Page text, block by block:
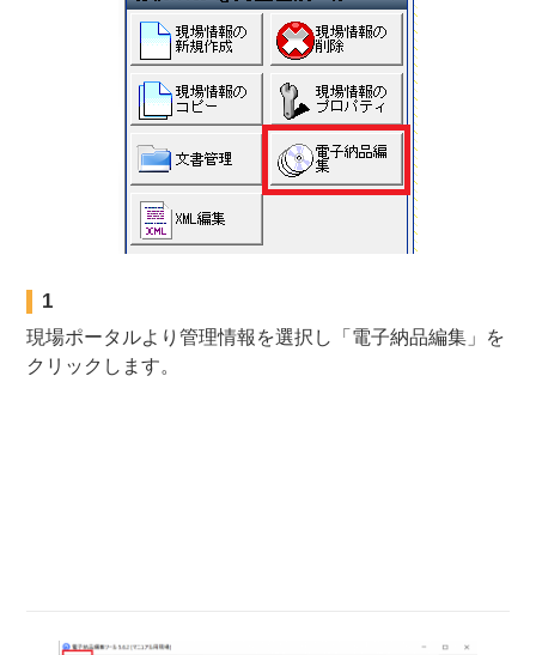
1
現場ポータルより管理情報を選択し「電子納品編集」を
クリックします。